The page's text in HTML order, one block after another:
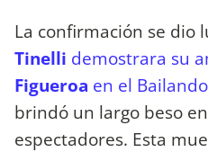
La confirmación se dio
Tinelli demostrara su
Figueroa en el
brindó un largo beso
espectadores. Esta